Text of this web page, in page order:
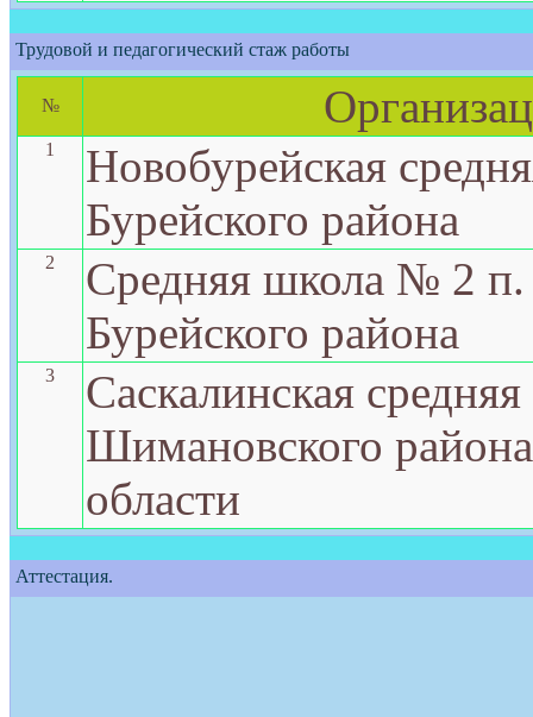
Трудовой и педагогический стаж работы
№
1
Новобурейская
Бурейского района
2
Средняя школа № 2 п.
Бурейского района
3
Саскалинская
Шимановского
области
Аттестация.